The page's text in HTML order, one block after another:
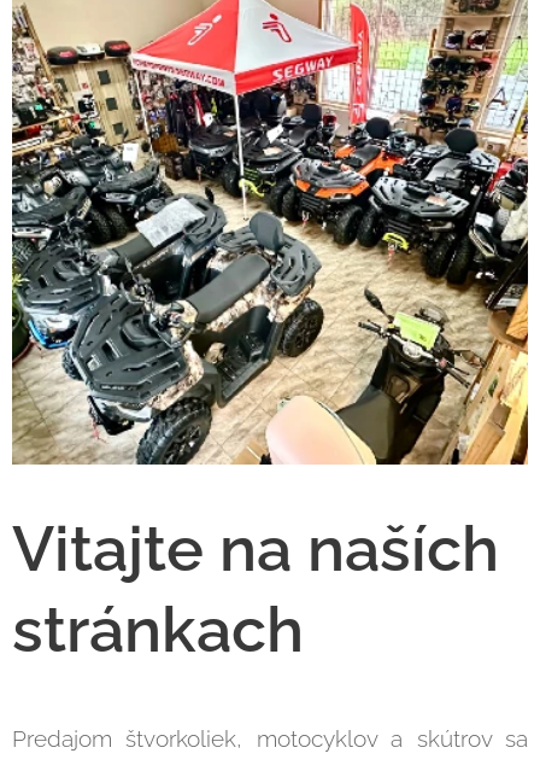
Vitajte na naších
stránkach
Predajom štvorkoliek, motocyklov a skútrov sa